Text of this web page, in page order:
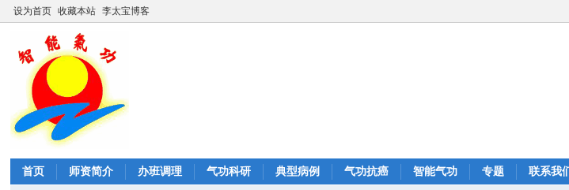
设为首页 收藏本站 李太宝博客
首页 师资简介 办班调理 气功科研 典型病例 气功抗癌 智能气功 专题 联系我